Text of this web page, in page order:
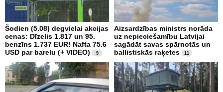
Šodien (5.08) degvielai akcijas
cenas: Dīzelis 1.817 un 95.
benzīns 1.737 EUR! Nafta 75.6
USD par barelu (+ VIDEO)
9
Aizsardzības ministrs norāda
uz nepieciešamību Latvijai
sagādāt savas spārnotās un
ballistiskās raķetes
11